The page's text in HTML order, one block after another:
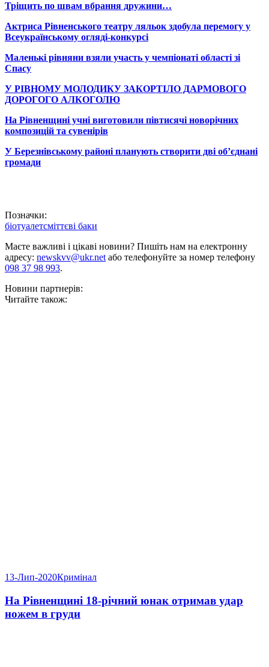
Тріщить по швам вбрання дружини…
Актриса Рівненського театру ляльок здобула перемогу у
Всеукраїнському огляді-конкурсі
Маленькі рівняни взяли участь у чемпіонаті області зі
Спасу
У РІВНОМУ МОЛОДИКУ ЗАКОРТІЛО ДАРМОВОГО
ДОРОГОГО АЛКОГОЛЮ
На Рівненщині учні виготовили півтисячі новорічних
композицій та сувенірів
У Березнівському районі планують створити дві об’єднані
громади
Позначки:
біотуалетсміттєві баки
Маєте важливі і цікаві новини? Пишіть нам на електронну
адресу: newskvv@ukr.netабо телефонуйте за номер телефону
098 37 98 993.
Новини партнерів:
Читайте також:
13-Лип-2020Кримінал
На Рівненщині 18-річний юнак отримав удар
ножем в груди